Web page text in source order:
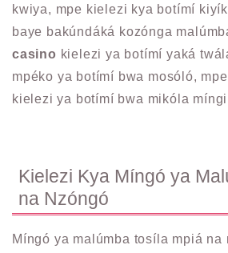
kwiya, mpe kielezi kya botímí
baye bakúndáká kozónga
casino kielezi ya botímí yaká
mpéko ya botímí bwa mosóló,
kielezi ya botímí bwa mikóla
Kielezi Kya Míngó ya
na Nzóngó
Míngó ya malúmba tosíla mpiá na